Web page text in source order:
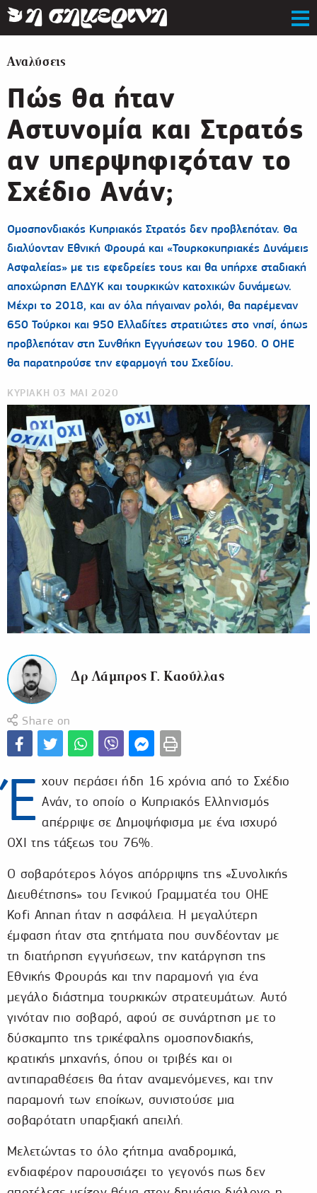
Αναλύσεις
Πώς θα ήταν
Αστυνομία και Στρατός
αν υπερψηφιζόταν το
Σχέδιο Ανάν;
Ομοσπονδιακός Κυπριακός Στρατός δεν προβλεπόταν. Θα
διαλύονταν Εθνική Φρουρά και «Τουρκοκυπριακές Δυνάμεις
Ασφαλείας» με τις εφεδρείες τους και θα υπήρχε σταδιακή
αποχώρηση ΕΛΔΥΚ και τουρκικών κατοχικών δυνάμεων.
Μέχρι το 2018, και αν όλα πήγαιναν ρολόι, θα παρέμεναν
650 Τούρκοι και 950 Ελλαδίτες στρατιώτες στο νησί, όπως
προβλεπόταν στη Συνθήκη Εγγυήσεων του 1960. Ο ΟΗΕ
θα παρατηρούσε την εφαρμογή του Σχεδίου.
ΚΥΡΙΑΚΗ 03 ΜΑΙ 2020
Δρ Λάμπρος Γ. Καούλλας
Share on
Έ χουν περάσει ήδη 16 χρόνια από το Σχέδιο
Ανάν, το οποίο ο Κυπριακός Ελληνισμός
απέρριψε σε Δημοψήφισμα με ένα ισχυρό
ΟΧΙ της τάξεως του 76%.
Ο σοβαρότερος λόγος απόρριψης της «Συνολικής
Διευθέτησης» του Γενικού Γραμματέα του ΟΗΕ
Kofi Annan ήταν η ασφάλεια. Η μεγαλύτερη
έμφαση ήταν στα ζητήματα που συνδέονταν με
τη διατήρηση εγγυήσεων, την κατάργηση της
Εθνικής Φρουράς και την παραμονή για ένα
μεγάλο διάστημα τουρκικών στρατευμάτων. Αυτό
γινόταν πιο σοβαρό, αφού σε συνάρτηση με το
δύσκαμπτο της τρικέφαλης ομοσπονδιακής,
κρατικής μηχανής, όπου οι τριβές και οι
αντιπαραθέσεις θα ήταν αναμενόμενες, και την
παραμονή των εποίκων, συνιστούσε μια
σοβαρότατη υπαρξιακή απειλή.
Μελετώντας το όλο ζήτημα αναδρομικά,
ενδιαφέρον παρουσιάζει το γεγονός πως δεν